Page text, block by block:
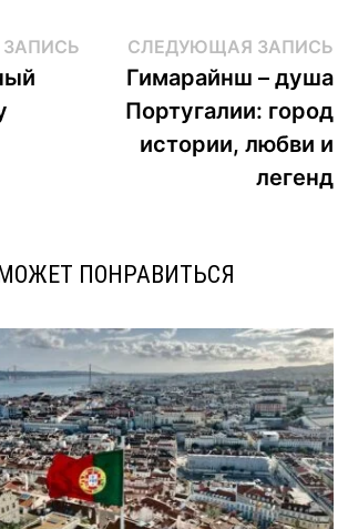
Предыдущая
запись:
СЛЕДУЮЩАЯ ЗАПИСЬ
Гимарайнш – душа
Португалии: город
истории, любви и
легенд
ПОНРАВИТЬСЯ